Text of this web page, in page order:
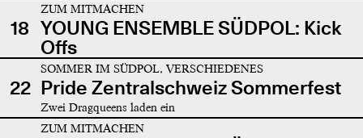
18
ZUM MITMACHEN
YOUNG ENSEMBLE SÜDPOL: Kick
Offs
22
SOMMER IM SÜDPOL, VERSCHIEDENES
Pride Zentralschweiz Sommerfest
Zwei Dragqueens laden ein
ZUM MITMACHEN